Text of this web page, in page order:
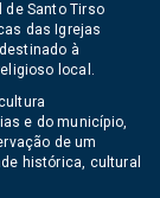
de Santo Tirso
das Igrejas
à
local.
e do município,
de um
histórica, cultural